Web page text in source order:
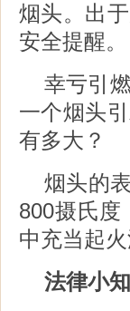
烟头。出
安全提醒。
幸亏引
一个烟头
有多大？
烟头的
800摄氏
中充当起
法律小